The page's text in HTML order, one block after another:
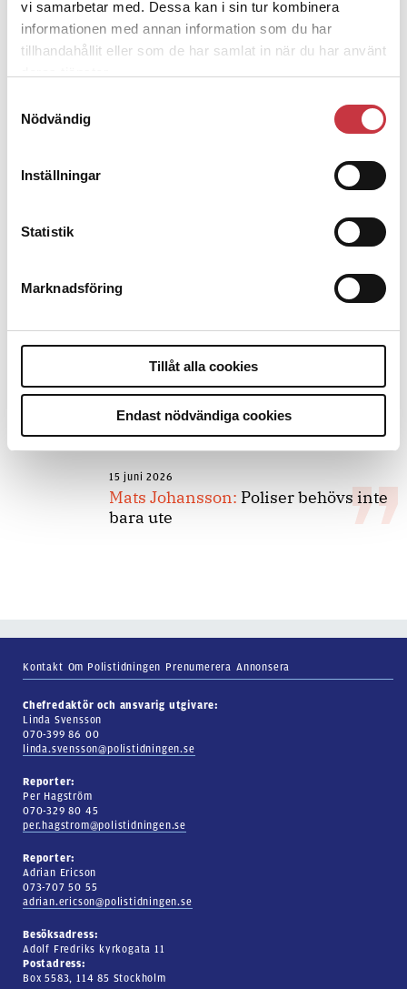
vi samarbetar med. Dessa kan i sin tur kombinera
informationen med annan information som du har
tillhandahållit eller som de har samlat in när du har använt
Nödvändig
Inställningar
Statistik
Marknadsföring
Tillåt alla cookies
Endast nödvändiga cookies
Replik:
Det är inte evidenskrav som
bakbinder polisen
7 juli 2026
Debatt:Med för höga krav på evidens
kan polisen inte göra något alls
15 juni 2026
Mats Johansson: Poliser behövs inte
bara ute
Kontakt Om Polistidningen Prenumerera Annonsera
Chefredaktör och ansvarig utgivare:
Linda Svensson
070-399 86 00
linda.svensson@polistidningen.se
Reporter:
Per Hagström
070-329 80 45
per.hagstrom@polistidningen.se
Reporter:
Adrian Ericson
073-707 50 55
adrian.ericson@polistidningen.se
Besöksadress:
Adolf Fredriks kyrkogata 11
Postadress:
Box 5583, 114 85 Stockholm